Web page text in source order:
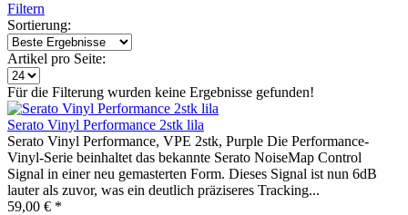
Filtern
Sortierung:
Artikel pro Seite:
Für die Filterung wurden keine Ergebnisse gefunden!
Serato Vinyl Performance 2stk lila
Serato Vinyl Performance, VPE 2stk, Purple Die Performance-
Vinyl-Serie beinhaltet das bekannte Serato NoiseMap Control
Signal in einer neu gemasterten Form. Dieses Signal ist nun 6dB
lauter als zuvor, was ein deutlich präziseres Tracking...
59,00 € *